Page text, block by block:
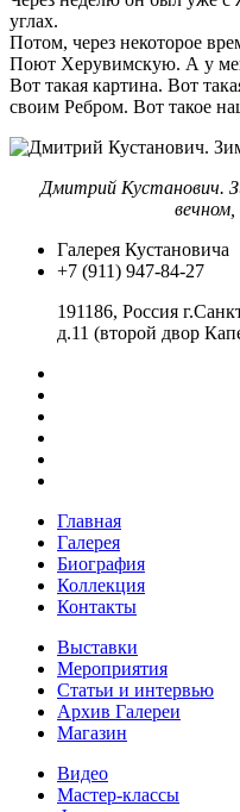
углах.
Потом, через некоторое
Поют Херувимскую. А у
Вот такая картина. Вот
своим Ребром. Вот такое
Дмитрий Кустанович.
вечном,
Галерея Кустановича
+7 (911) 947-84-27
191186, Россия
д.11 (второй двор
Главная
Галерея
Биография
Коллекция
Контакты
Выставки
Мероприятия
Статьи и интервью
Архив Галереи
Магазин
Видео
Мастер-классы